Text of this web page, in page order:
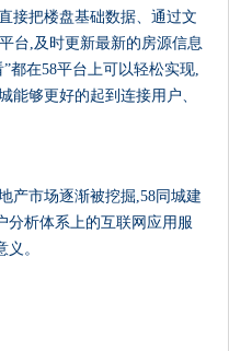
接把楼盘基础数据、通过文
台,及时更新最新的房源信息
都在58平台上可以轻松实现,
能够更好的起到连接用户、
产市场逐渐被挖掘,58同城建
分析体系上的互联网应用服
。